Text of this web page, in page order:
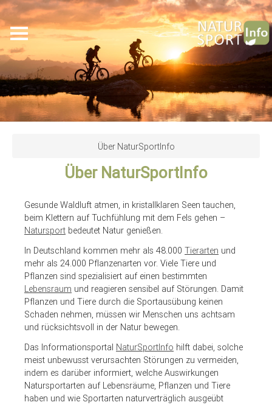
Über NaturSportInfo
Über NaturSportInfo
Gesunde Waldluft atmen, in kristallklaren Seen tauchen,
beim Klettern auf Tuchfühlung mit dem Fels gehen –
Natursport bedeutet Natur genießen.
In Deutschland kommen mehr als 48.000 Tierarten und
mehr als 24.000 Pflanzenarten vor. Viele Tiere und
Pflanzen sind spezialisiert auf einen bestimmten
Lebensraum und reagieren sensibel auf Störungen. Damit
Pflanzen und Tiere durch die Sportausübung keinen
Schaden nehmen, müssen wir Menschen uns achtsam
und rücksichtsvoll in der Natur bewegen.
Das Informationsportal NaturSportInfo hilft dabei, solche
meist unbewusst verursachten Störungen zu vermeiden,
indem es darüber informiert, welche Auswirkungen
Natursportarten auf Lebensräume, Pflanzen und Tiere
haben und wie Sportarten naturverträglich ausgeübt